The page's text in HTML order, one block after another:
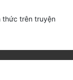
thức trên truyện